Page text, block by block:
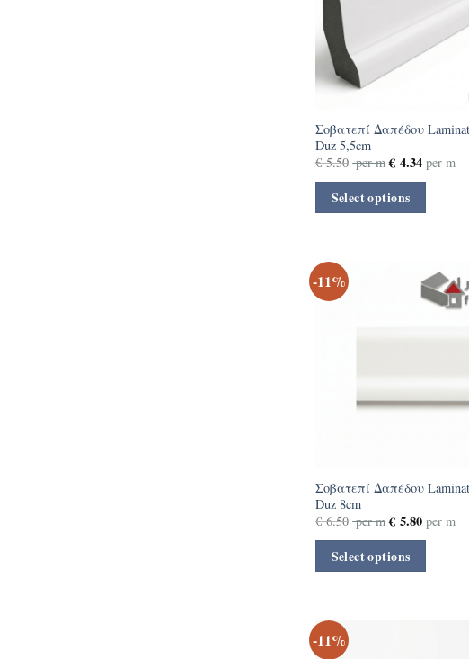
Σοβατεπί Δαπέδου
Duz 5,5cm
€5.50 per m € 4.34 per m
Select options
-11%
Σοβατεπί Δαπέδου
Duz 8cm
€6.50 per m € 5.80 per m
Select options
-11%